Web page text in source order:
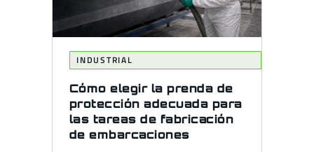
INDUSTRIAL
Cómo elegir la prenda de
protección adecuada para
las tareas de fabricación
de embarcaciones